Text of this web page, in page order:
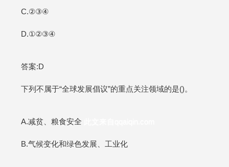
C.②③④
D.①②③④
答案:D
下列不属于“全球发展倡议”的重点关注领域的是()。
A.减贫、粮食安全
B.气候变化和绿色发展、工业化